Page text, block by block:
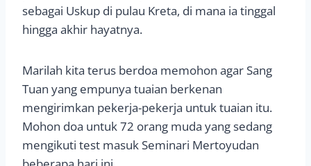
sebagai Uskup di pulau Kreta, di mana ia tinggal
hingga akhir hayatnya.
Marilah kita terus berdoa memohon agar Sang
Tuan yang empunya tuaian berkenan
mengirimkan pekerja-pekerja untuk tuaian itu.
Mohon doa untuk 72 orang muda yang sedang
mengikuti test masuk Seminari Mertoyudan